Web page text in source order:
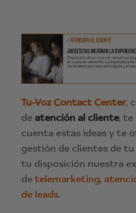
Tu-Voz Contact Center,
de atención al cliente, te
cuenta estas ideas y te
gestión de clientes de tu
tu disposición nuestra
de telemarketing,
de leads.